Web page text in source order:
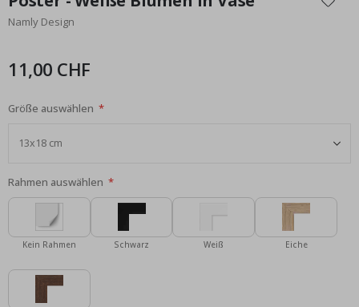
der
Bildgalerie
Namly Design
11,00 CHF
Größe auswählen
Rahmen auswählen
Kein Rahmen Schwarz Weiß Eiche